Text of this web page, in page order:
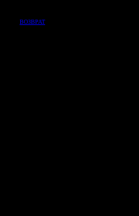
ВОЗВРАТ